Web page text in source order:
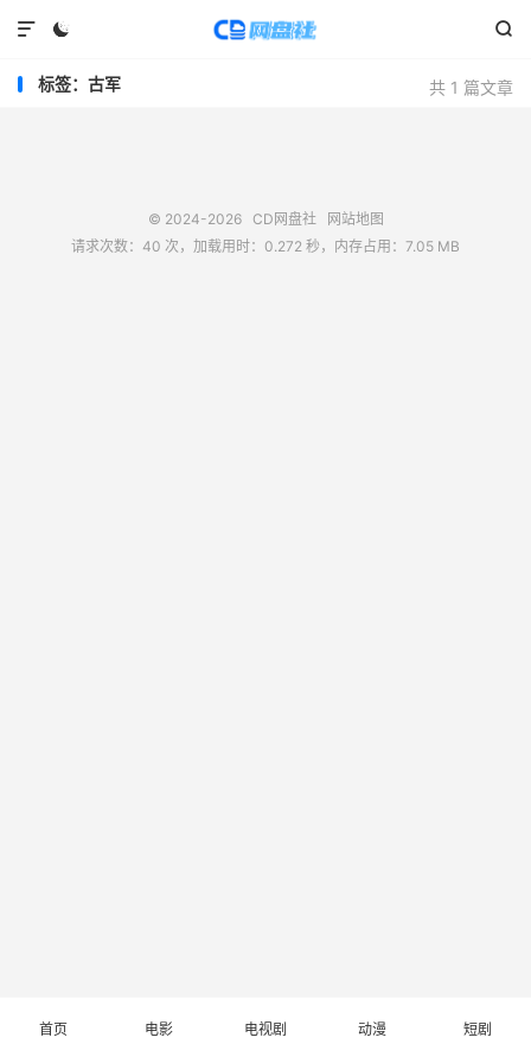
 

共 1 篇文章
标签：古军
© 2024-2026 CD网盘社
网站地图
请求次数：40 次，加载用时：0.272 秒，内存占用：7.05 MB
首页 电影 电视剧 动漫 短剧